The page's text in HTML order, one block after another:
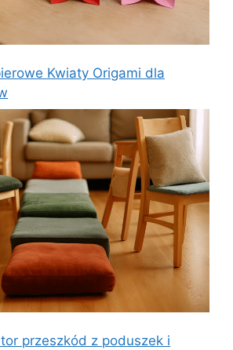
Kwiaty Origami dla
przeszkód z poduszek i